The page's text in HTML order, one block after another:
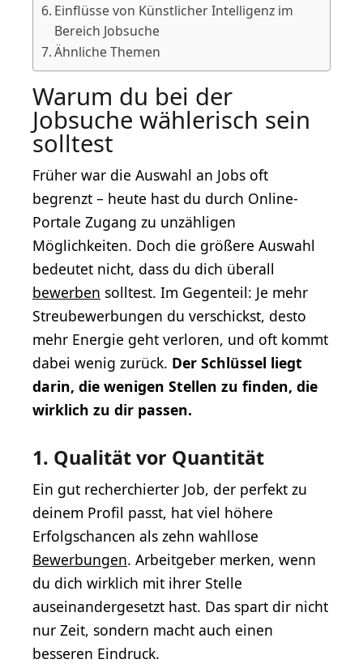
Einflüsse von Künstlicher Intelligenz im
Bereich Jobsuche
Ähnliche Themen
Warum du bei der
Jobsuche wählerisch sein
solltest
Früher war die Auswahl an Jobs oft
begrenzt – heute hast du durch Online-
Portale Zugang zu unzähligen
Möglichkeiten. Doch die größere Auswahl
bedeutet nicht, dass du dich überall
bewerben solltest. Im Gegenteil: Je mehr
Streubewerbungen du verschickst, desto
mehr Energie geht verloren, und oft kommt
dabei wenig zurück. Der Schlüssel liegt
darin, die wenigen Stellen zu finden, die
wirklich zu dir passen.
1. Qualität vor Quantität
Ein gut recherchierter Job, der perfekt zu
deinem Profil passt, hat viel höhere
Erfolgschancen als zehn wahllose
Bewerbungen. Arbeitgeber merken, wenn
du dich wirklich mit ihrer Stelle
auseinandergesetzt hast. Das spart dir nicht
nur Zeit, sondern macht auch einen
besseren Eindruck.